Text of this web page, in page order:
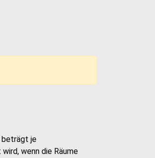
beträgt je
wenn die Räume